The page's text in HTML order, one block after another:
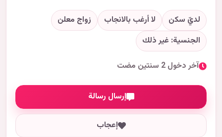
لديّ سكن لا أرغب بالانجاب
زواج معلن
الجنسية: غير ذلك
آخر دخول 2 سنتين مضت
إرسال رسالة
إعجاب